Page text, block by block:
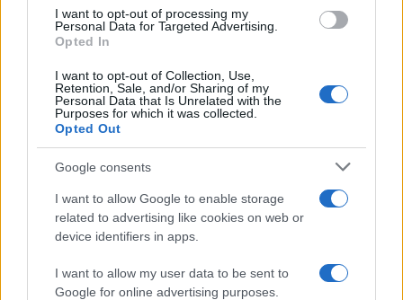
I want to opt-out of processing my
Personal Data for Targeted Advertising.
Opted In
I want to opt-out of Collection, Use,
Retention, Sale, and/or Sharing of my
Personal Data that Is Unrelated with the
Purposes for which it was collected.
Opted Out
Google consents
I want to allow Google to enable storage
related to advertising like cookies on web or
device identifiers in apps.
I want to allow my user data to be sent to
Google for online advertising purposes.
2000 /2000
Όροι Χρήσης. Το site προστατεύεται από reCAPTCHA, ισχύουν
Πολιτική Απορρήτου&Όροι Χρήσηςτης Google.
Τοπικά Νέα
ΕΙΔΗΣΕΙΣ
ΠΗΛΙΟ
Share:
Ακολουθήστε το Νewsit.gr στο
ενημερωθείτε πρώτοι για όλη την ειδησεογραφία και τα
τελευταία νέατης ημέρας